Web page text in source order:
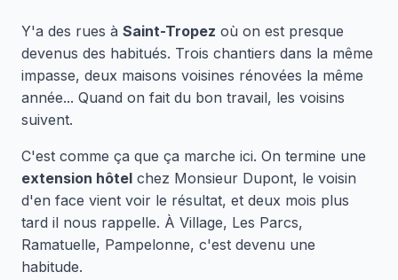
Y'a des rues à Saint-Tropez où on est presque
devenus des habitués. Trois chantiers dans la même
impasse, deux maisons voisines rénovées la même
année... Quand on fait du bon travail, les voisins
suivent.
C'est comme ça que ça marche ici. On termine une
extension hôtel chez Monsieur Dupont, le voisin
d'en face vient voir le résultat, et deux mois plus
tard il nous rappelle. À Village, Les Parcs,
Ramatuelle, Pampelonne, c'est devenu une
habitude.